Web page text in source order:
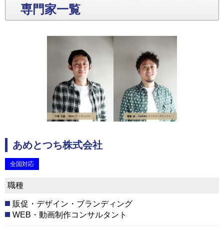
専門家一覧
あめとつち株式会社
全国対応
職種
販促・デザイン・ブランディング
WEB・動画制作コンサルタント